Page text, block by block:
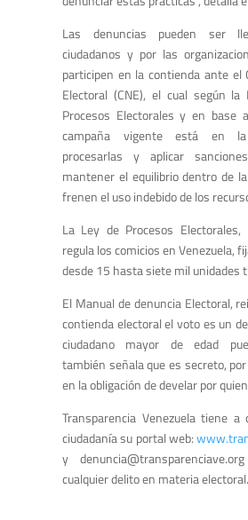
Las denuncias pueden ser
ciudadanos y por las
participen en la contienda ante el
Electoral (CNE), el cual según la
Procesos Electorales y en base
campaña vigente está en
procesarlas y aplicar
mantener el equilibrio dentro de
frenen el uso indebido de los
La Ley de Procesos
regula los comicios en Venezuela,
desde 15 hasta siete mil unidades
El Manual de denuncia Electoral,
contienda electoral el voto es un
ciudadano mayor de edad
también señala que es secreto,
en la obligación de develar por
Transparencia Venezuela tiene a
ciudadanía su portal web:
y denuncia@transparenciave.org
cualquier delito en materia electoral.